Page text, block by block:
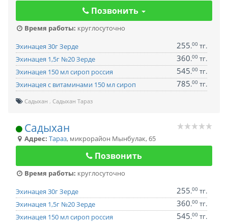
Позвонить
Время работы: круглосуточно
Эхинацея 30г Зерде
255.00 тг.
Эхинацея 1,5г №20 Зерде
360.00 тг.
Эхинацея 150 мл сироп россия
545.00 тг.
Эхинацея с витаминами 150 мл сироп
785.00 тг.
Садыхан Садыхан Тараз
Садыхан
Адрес: Тараз, микрорайон Мынбулак, 65
Позвонить
Время работы: круглосуточно
Эхинацея 30г Зерде
255.00 тг.
Эхинацея 1,5г №20 Зерде
360.00 тг.
Эхинацея 150 мл сироп россия
545.00 тг.